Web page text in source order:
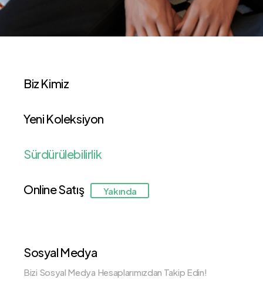
Biz Kimiz
Yeni Koleksiyon
Sürdürülebilirlik
Online Satış Yakında
Sosyal Medya
Bizi Sosyal Medya Hesaplarımızdan Takip Edin!